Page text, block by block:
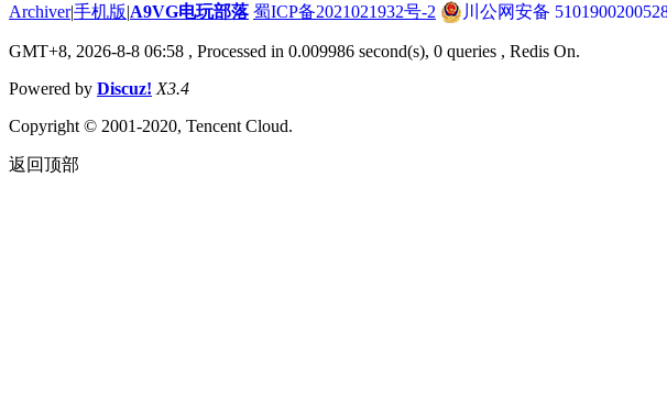
Archiver|手机版|A9VG电玩部落 蜀ICP备2021021932号-2 川公网安备
GMT+8, 2026-8-8 06:58 , Processed in 0.009986 second(s), 0 queries , Redis On.
Powered by Discuz! X3.4
Copyright © 2001-2020, Tencent Cloud.
返回顶部